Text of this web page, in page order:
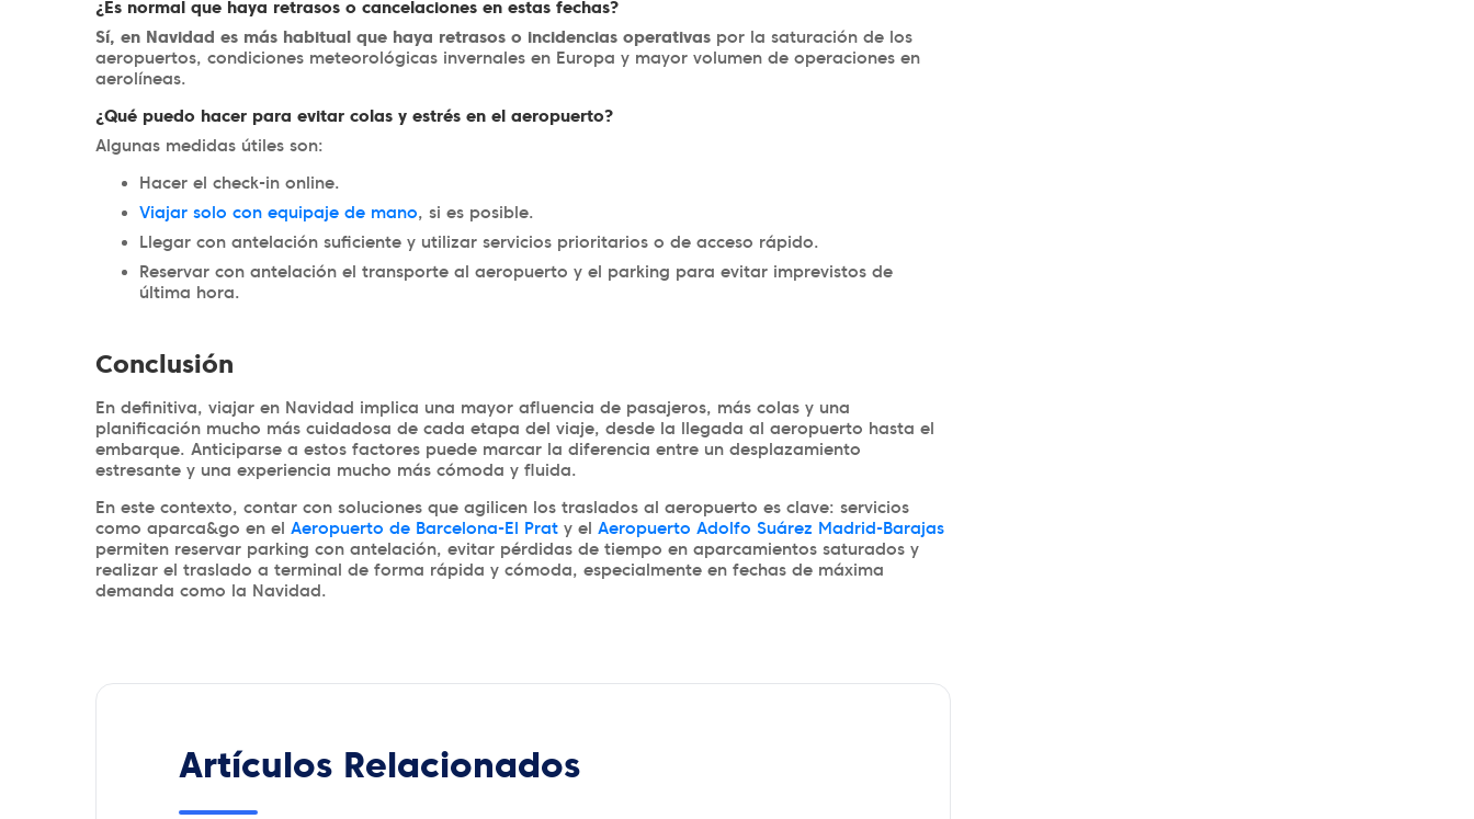
¿Es normal que haya retrasos o cancelaciones en estas fechas?
Sí, en Navidad es más habitual que haya retrasos o incidencias operativas por la saturación de los
aeropuertos, condiciones meteorológicas invernales en Europa y mayor volumen de operaciones en
aerolíneas.
¿Qué puedo hacer para evitar colas y estrés en el aeropuerto?
Algunas medidas útiles son:
Hacer el check-in online.
Viajar solo con equipaje de mano, si es posible.
Llegar con antelación suficiente y utilizar servicios prioritarios o de acceso rápido.
Reservar con antelación el transporte al aeropuerto y el parking para evitar imprevistos de
última hora.
Conclusión
En definitiva, viajar en Navidad implica una mayor afluencia de pasajeros, más colas y una
planificación mucho más cuidadosa de cada etapa del viaje, desde la llegada al aeropuerto hasta el
embarque. Anticiparse a estos factores puede marcar la diferencia entre un desplazamiento
estresante y una experiencia mucho más cómoda y fluida.
En este contexto, contar con soluciones que agilicen los traslados al aeropuerto es clave: servicios
como aparca&go en el Aeropuerto de Barcelona-El Prat y el Aeropuerto Adolfo Suárez Madrid-Barajas
permiten reservar parking con antelación, evitar pérdidas de tiempo en aparcamientos saturados y
realizar el traslado a terminal de forma rápida y cómoda, especialmente en fechas de máxima
demanda como la Navidad.
Artículos Relacionados